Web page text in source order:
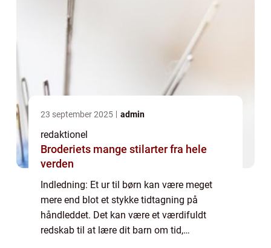
23 september 2025 admin
redaktionel
Broderiets mange stilarter fra hele
verden
Indledning: Et ur til børn kan være meget
mere end blot et stykke tidtagning på
håndleddet. Det kan være et værdifuldt
redskab til at lære dit barn om tid,